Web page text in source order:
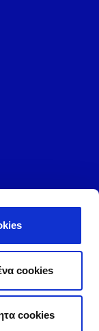
cookies
cookies